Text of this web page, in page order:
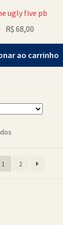
ugly five pb
R$ 68,00
ao carrinho
Classificado
mais
recente
1 2